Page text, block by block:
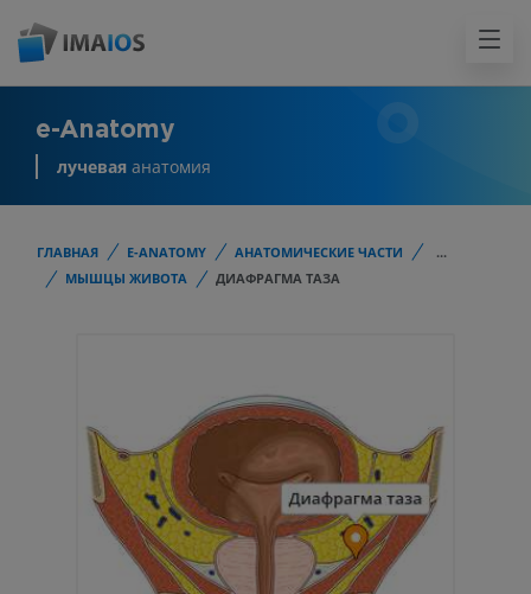
e-Anatomy
лучевая анатомия
ГЛАВНАЯ E-ANATOMY АНАТОМИЧЕСКИЕ ЧАСТИ
...
МЫШЦЫ ЖИВОТА
ДИАФРАГМА ТАЗА